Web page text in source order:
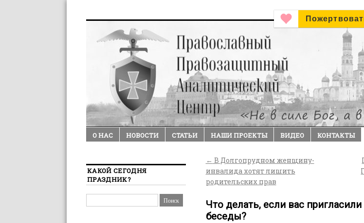
О НАС НОВОСТИ СТАТЬИ НАШИ ПРОЕКТЫ ВИДЕО КОНТАКТЫ
← В Долгопрудном женщину-
инвалида хотят лишить
родительских прав
Что делать, если вас
беседы?
КАКОЙ СЕГОДНЯ
ПРАЗДНИК?